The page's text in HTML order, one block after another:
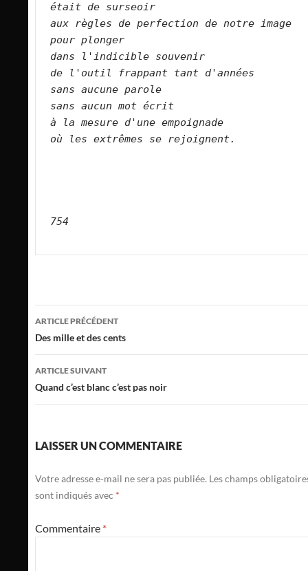
était de surseoir
aux règles de perfection de notre
pour plonger
dans l'indicible souvenir
de l'outil frappant tant d'années
sans aucune parole
sans aucun mot écrit
à la mesure d'une empoignade
où les extrêmes se rejoignent.
754
Navigation
des
articles
ARTICLE PRÉCÉDENT
Des mille et des cents
ARTICLE SUIVANT
Quand c’est blanc c’est pas noir
LAISSER UN COMMENTAIRE
Votre adresse e-mail ne sera pas publiée. Les champs
sont indiqués avec *
Commentaire *